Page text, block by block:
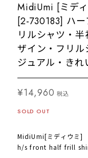
MidiUmi [ミデ
[2-730183] ハ
リルシャツ・
ザイン・フリ
ジュアル・き
¥14,960 税込
SOLD OUT
MidiUmi[ミディウミ]
h/s front half frill